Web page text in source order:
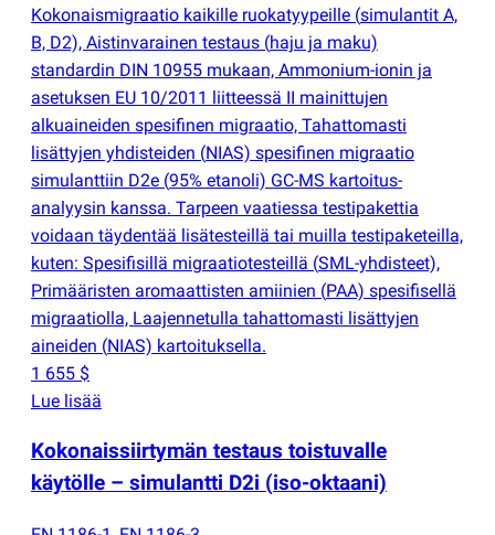
Kokonaismigraatio kaikille ruokatyypeille (simulantit A,
B, D2), Aistinvarainen testaus (haju ja maku)
standardin DIN 10955 mukaan, Ammonium-ionin ja
asetuksen EU 10/2011 liitteessä II mainittujen
alkuaineiden spesifinen migraatio, Tahattomasti
lisättyjen yhdisteiden (NIAS) spesifinen migraatio
simulanttiin D2e (95% etanoli) GC-MS kartoitus-
analyysin kanssa. Tarpeen vaatiessa testipakettia
voidaan täydentää lisätesteillä tai muilla testipaketeilla,
kuten: Spesifisillä migraatiotesteillä (SML-yhdisteet),
Primääristen aromaattisten amiinien (PAA) spesifisellä
migraatiolla, Laajennetulla tahattomasti lisättyjen
aineiden (NIAS) kartoituksella.
1 655 $
Lue lisää
Kokonaissiirtymän testaus toistuvalle
käytölle – simulantti D2i (iso-oktaani)